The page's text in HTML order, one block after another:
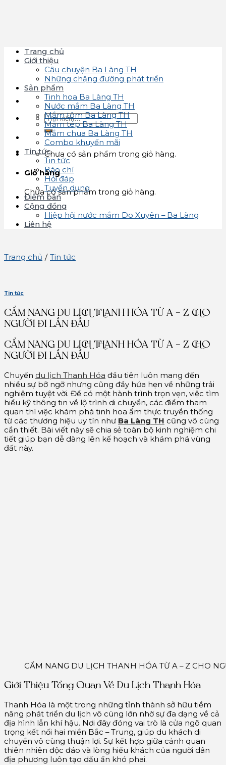
Tìm
kiếm:
Chưa có sản phẩm trong giỏ hàng.
Giỏ hàng
Chưa có sản phẩm trong giỏ hàng.
Trang chủ
Giới thiệu
Câu chuyện Ba Làng TH
Những chặng đường phát triển
Sản phẩm
Tinh hoa Ba Làng TH
Nước mắm Ba Làng TH
Mắm tôm Ba Làng TH
Mắm tép Ba Làng TH
Mắm chua Ba Làng TH
Combo khuyến mãi
Tin tức
Tin tức
Báo chí
Hỏi đáp
Tuyển dụng
Điểm bán
Cộng đồng
Hiệp hội nước mắm Do Xuyên – Ba Làng
Liên hệ
Trang chủ / Tin tức
Tin tức
CẨM NANG DU LỊCH THANH HÓA TỪ A – Z CHO
NGƯỜI ĐI LẦN ĐẦU
CẨM NANG DU LỊCH THANH HÓA TỪ A – Z CHO
NGƯỜI ĐI LẦN ĐẦU
Chuyến du lịch Thanh Hóa đầu tiên luôn mang đến
nhiều sự bỡ ngỡ nhưng cũng đầy hứa hẹn về những trải
nghiệm tuyệt vời. Để có một hành trình trọn vẹn, việc tìm
hiểu kỹ thông tin về lộ trình di chuyển, các điểm tham
quan thì việc khám phá tinh hoa ẩm thực truyền thống
từ các thương hiệu uy tín như Ba Làng TH cũng vô cùng
cần thiết. Bài viết này sẽ chia sẻ toàn bộ kinh nghiệm chi
tiết giúp bạn dễ dàng lên kế hoạch và khám phá vùng
đất này.
CẨM NANG DU LỊCH THANH HÓA TỪ A – Z CHO
Giới Thiệu Tổng Quan Về Du Lịch Thanh Hóa
Thanh Hóa là một trong những tỉnh thành sở hữu tiềm
năng phát triển du lịch vô cùng lớn nhờ sự đa dạng về cả
địa hình lẫn khí hậu. Nơi đây đóng vai trò là cửa ngõ quan
trọng kết nối hai miền Bắc – Trung, giúp du khách di
chuyển vô cùng thuận lợi. Sự kết hợp giữa cảnh quan
thiên nhiên độc đáo và lòng hiếu khách của người dân
địa phương luôn tạo dấu ấn khó phai.